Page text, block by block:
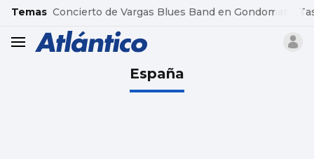
common.go-to-content
Temas Concierto de Vargas Blues Band en Gondomar
header.menu.open
España